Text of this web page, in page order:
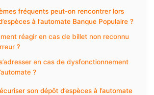
fréquents peut-on rencontrer lors
à l’automate Banque Populaire ?
réagir en cas de billet non reconnu
?
en cas de dysfonctionnement
?
son dépôt d’espèces à l’automate